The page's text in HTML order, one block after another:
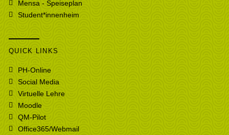
Mensa - Speiseplan
Student*innenheim
QUICK LINKS
PH-Online
Social Media
Virtuelle Lehre
Moodle
QM-Pilot
Office365/Webmail